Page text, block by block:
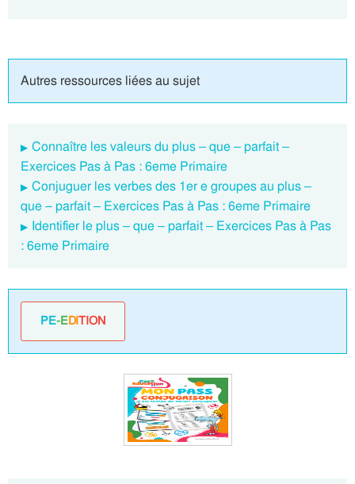
Autres ressources liées au sujet
Connaître les valeurs du plus – que – parfait –
Exercices Pas à Pas : 6eme Primaire
Conjuguer les verbes des 1er e groupes au plus –
que – parfait – Exercices Pas à Pas : 6eme Primaire
Identifier le plus – que – parfait – Exercices Pas à Pas
: 6eme Primaire
PE-EDITION